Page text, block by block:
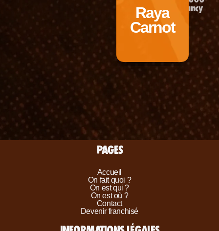
Raya
Carnot
Nancy
PAGES
Accueil
On fait quoi ?
On est qui ?
On est où ?
Contact
Devenir franchisé